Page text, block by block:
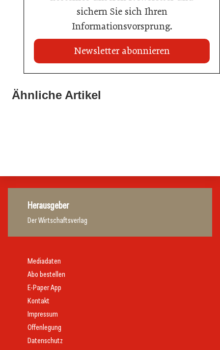
sichern Sie sich Ihren
Informationsvorsprung.
Newsletter abonnieren
Ähnliche Artikel
Brauerei Schwechat: Georg Gartner wird neuer
Herausgeber
Der Wirtschaftsverlag
Mediadaten
Abo bestellen
E-Paper App
Kontakt
Impressum
Offenlegung
Datenschutz